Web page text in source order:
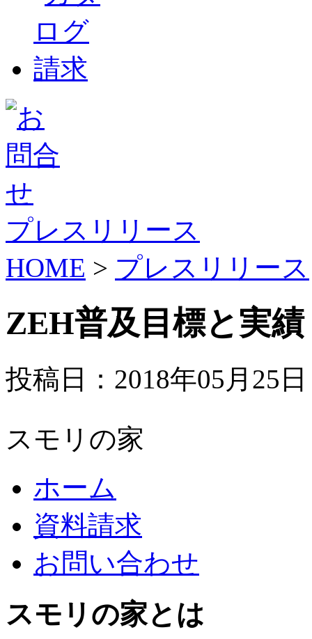
プレスリリース
HOME > プレスリリース
ZEH普及目標と実績
投稿日：2018年05月25日
スモリの家
ホーム
資料請求
お問い合わせ
スモリの家とは